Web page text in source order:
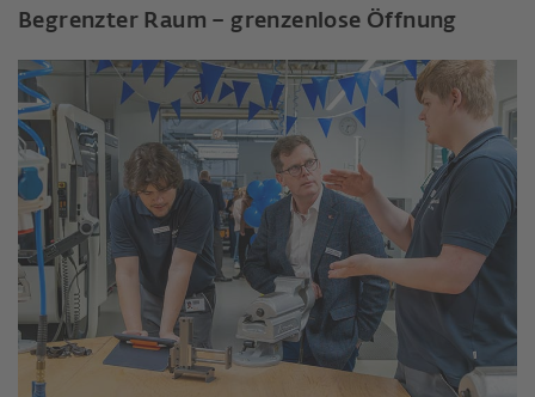
Begrenzter Raum – grenzenlose Öffnung